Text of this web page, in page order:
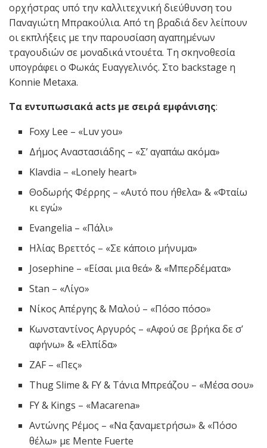
ορχήστρας υπό την καλλιτεχνική διεύθυνση του
Παναγιώτη Μπρακούλια. Από τη βραδιά δεν λείπουν
οι εκπλήξεις με την παρουσίαση αγαπημένων
τραγουδιών σε μοναδικά ντουέτα. Τη σκηνοθεσία
υπογράφει ο Φωκάς Ευαγγελινός. Στο backstage η
Konnie Metaxa.
Τα εντυπωσιακά acts με σειρά εμφάνισης:
Foxy Lee – «Luv you»
Δήμος Αναστασιάδης – «Σ’ αγαπάω ακόμα»
Klavdia – «Lonely heart»
Θοδωρής Φέρρης – «Αυτό που ήθελα» & «Φταίω
κι εγώ»
Evangelia – «Πάλι»
Ηλίας Βρεττός – «Σε κάποιο μήνυμα»
Josephine – «Είσαι μια θεά» & «Μπερδέματα»
Stan – «Λίγο»
Νίκος Απέργης & Μαλού – «Πόσο πόσο»
Κωνσταντίνος Αργυρός – «Αφού σε βρήκα δε σ’
αφήνω» & «Ελπίδα»
ZAF – «Πες»
Thug Slime & FY & Τάνια Μπρεάζου – «Μέσα σου»
FY & Kings – «Macarena»
Αντώνης Ρέμος – «Να ξαναμετρήσω» & «Πόσο
θέλω» με Mente Fuerte